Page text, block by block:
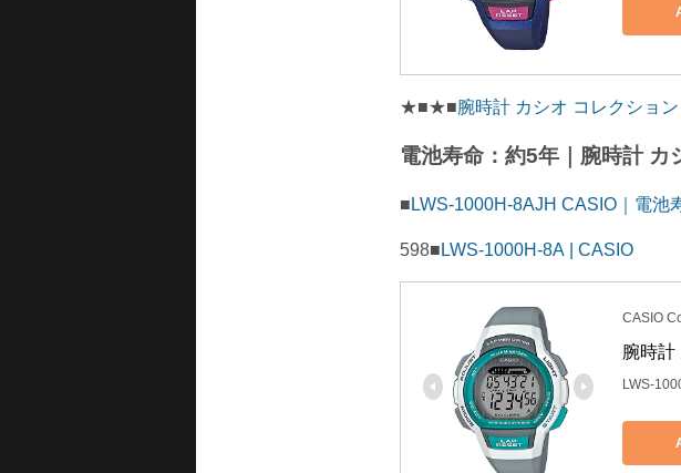
★■★■腕時計 カシオ コレクショ
電池寿命：約5年｜腕時計
■ LWS-1000H-8AJH CASIO｜電池
598■ LWS-1000H-8A | CASIO
CASIO
腕時計
LWS-